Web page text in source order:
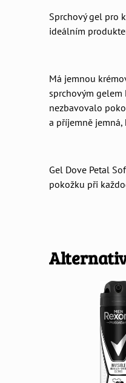
Sprchový gel pro
ideálním
Má jemnou
sprchovým gelem
nezbavovalo
a příjemně
Gel Dove Petal
pokožku při